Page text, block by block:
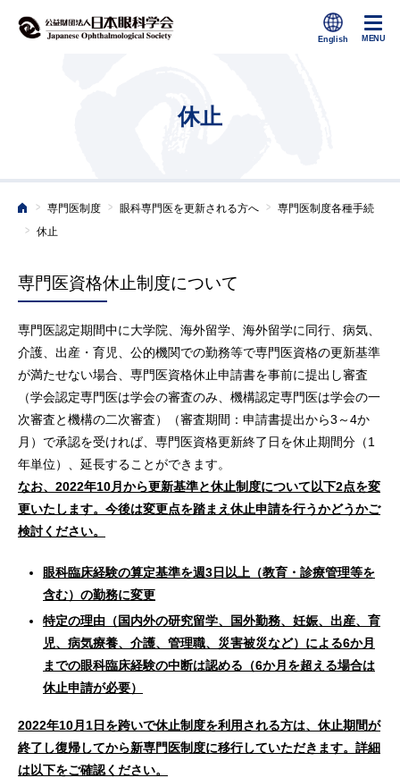
休止
ホーム
> 専門医制度 > 眼科専門医を更新される方へ > 専門医制度各種手続
> 休止
専門医資格休止制度について
専門医認定期間中に大学院、海外留学、海外留学に同行、病気、
介護、出産・育児、公的機関での勤務等で専門医資格の更新基準
が満たせない場合、専門医資格休止申請書を事前に提出し審査
（学会認定専門医は学会の審査のみ、機構認定専門医は学会の一
次審査と機構の二次審査）（審査期間：申請書提出から3～4か
月）で承認を受ければ、専門医資格更新終了日を休止期間分（1
年単位）、延長することができます。
なお、2022年10月から更新基準と休止制度について以下2点を変
更いたします。今後は変更点を踏まえ休止申請を行うかどうかご
検討ください。
眼科臨床経験の算定基準を週3日以上（教育・診療管理等を
含む）の勤務に変更
特定の理由（国内外の研究留学、国外勤務、妊娠、出産、育
児、病気療養、介護、管理職、災害被災など）による6か月
までの眼科臨床経験の中断は認める（6か月を超える場合は
休止申請が必要）
2022年10月1日を跨いで休止制度を利用される方は、休止期間が
終了し復帰してから新専門医制度に移行していただきます。詳細
は以下をご確認ください。